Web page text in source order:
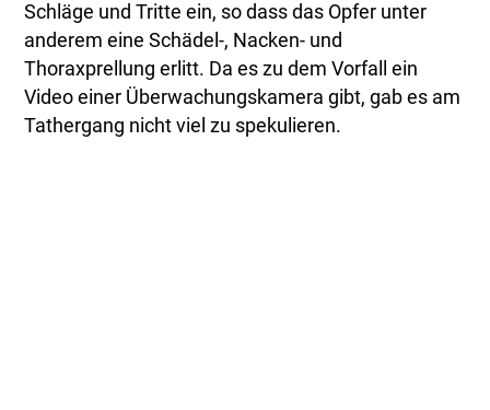
Schläge und Tritte ein, so dass das Opfer unter
anderem eine Schädel-, Nacken- und
Thoraxprellung erlitt. Da es zu dem Vorfall ein
Video einer Überwachungskamera gibt, gab es am
Tathergang nicht viel zu spekulieren.